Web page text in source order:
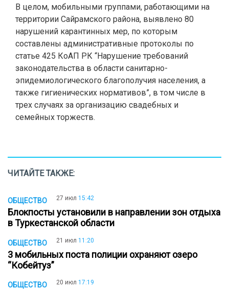
В целом, мобильными группами, работающими на
территории Сайрамского района, выявлено 80
нарушений карантинных мер, по которым
составлены административные протоколы по
статье 425 КоАП РК “Нарушение требований
законодательства в области санитарно-
эпидемиологического благополучия населения, а
также гигиенических нормативов”, в том числе в
трех случаях за организацию свадебных и
семейных торжеств.
ЧИТАЙТЕ ТАКЖЕ:
ОБЩЕСТВО 27 июл 15:42
Блокпосты установили в направлении зон отдыха
в Туркестанской области
ОБЩЕСТВО 21 июл 11:20
3 мобильных поста полиции охраняют озеро
“Кобейтуз”
ОБЩЕСТВО 20 июл 17:19